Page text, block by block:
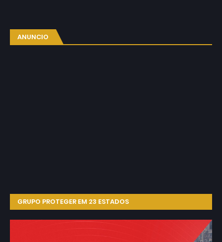
ANUNCIO
GRUPO PROTEGER EM 23 ESTADOS